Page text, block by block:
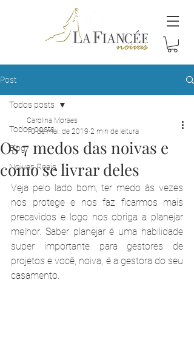
Post
Todos posts
Blog
Noivas Reais
Todos posts
Os 7 medos das noivas e
como se livrar deles
Carolina Moraes
10 de mai. de 2019 2 min de leitura
Veja pelo lado bom, ter medo às vezes
nos protege e nos faz ficarmos mais
precavidos e logo nos obriga a planejar
melhor. Saber planejar é uma habilidade
super importante para gestores de
projetos e você, noiva, é a gestora do seu
casamento.